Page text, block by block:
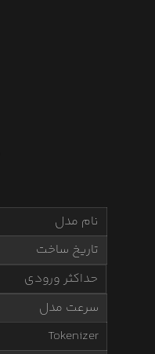
نام مدل
تاریخ ساخت
حداکثر ورودی
سرعت مدل
Tokenizer